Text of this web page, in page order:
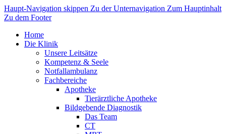
Haupt-Navigation skippen Zu der Unternavigation Zum Hauptinhalt
Zu dem Footer
Home
Die Klinik
Unsere Leitsätze
Kompetenz & Seele
Notfallambulanz
Fachbereiche
Apotheke
Tierärztliche Apotheke
Bildgebende Diagnostik
Das Team
CT